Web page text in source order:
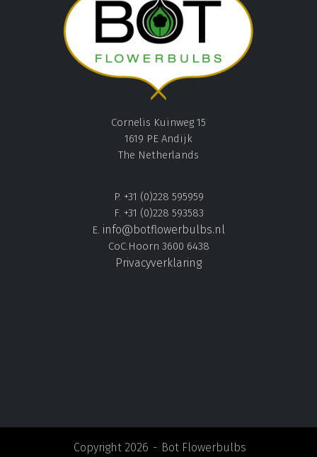
Cornelis Kuinweg 15
1619 PE Andijk
The Netherlands
P. +31 (0)228 595959
F. +31 (0)228 593583
E. info@botflowerbulbs.nl
CoC.Hoorn 3600 6438
Privacyverklaring
Copyright 2026 Bot Flowerbulbs